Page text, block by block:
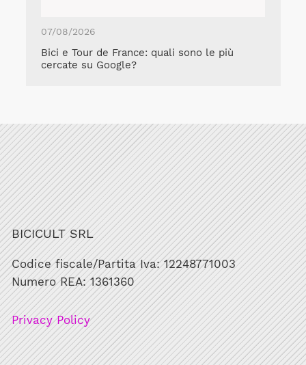
07/08/2026
Bici e Tour de France: quali sono le più
cercate su Google?
BICICULT SRL
Codice fiscale/Partita Iva: 12248771003
Numero REA: 1361360
Privacy Policy